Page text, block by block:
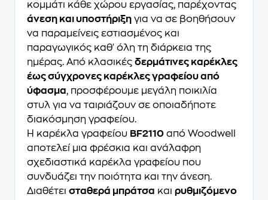
κομμάτι κάθε χώρου εργασίας, παρέχοντας
άνεση και υποστήριξη για να σε βοηθήσουν
να παραμείνεις εστιασμένος και
παραγωγικός καθ' όλη τη διάρκεια της
ημέρας. Από κλασικές δερμάτινες καρέκλες
έως σύγχρονες καρέκλες γραφείου από
ύφασμα, προσφέρουμε μεγάλη ποικιλία
στυλ για να ταιριάζουν σε οποιαδήποτε
διακόσμηση γραφείου.
Η καρέκλα γραφείου BF2110 από Woodwell
αποτελεί μια φρέσκια και ανάλαφρη
σχεδιαστικά καρέκλα γραφείου που
συνδυάζει την ποιότητα και την άνεση.
Διαθέτει σταθερά μπράτσα και ρυθμιζόμενο